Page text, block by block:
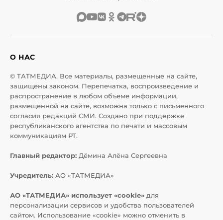
О НАС
© ТАТМЕДИА. Все материалы, размещенные на сайте,
защищены законом. Перепечатка, воспроизведение и
распространение в любом объеме информации,
размещенной на сайте, возможна только с письменного
согласия редакций СМИ. Создано при поддержке
республиканского агентства по печати и массовым
коммуникациям РТ.
Главный редактор: Дёмина Алёна Сергеевна
Учредитель: АО «ТАТМЕДИА»
АО «ТАТМЕДИА» использует «cookie» для
персонализации сервисов и удобства пользователей
сайтом. Использование «cookie» можно отменить в